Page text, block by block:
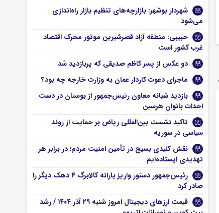
شهردار بوشهر: بازارچه‌های تنظیم بازار راه‌اندازی
می‌شود
حبیبی: منطقه آزاد قصرشیرین موتور محرک اقتصاد
غرب کشور است
دو عکس از پسر کاظم صدیقی که پربازدید شد
ماجرای دعوت کاردار عمان به وزارت خارجه چه بود؟
بازدید شبانه معاون رئیس‌جمهور از بوستان در دست
احداث بانوان هرسین
تاکید نشست بین‌المللی ریاض بر حمایت از روند
سیاسی در سوریه
نقش کلیدی بسیج در تأمین امنیت مردم؛ در برابر هر
تهدیدی ایستاده‌ایم
رئیس‌جمهور دستور واریز یارانه کالابرگ ۴ دهک دیگر را
صادر کرد
قیمت ارز‌های دیجیتال امروز شنبه ۲۹ آذر ۱۴۰۴ / رشد